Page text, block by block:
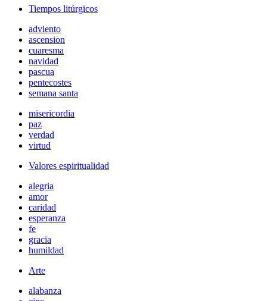
Tiempos litúrgicos
adviento
ascension
cuaresma
navidad
pascua
pentecostes
semana santa
misericordia
paz
verdad
virtud
Valores espiritualidad
alegria
amor
caridad
esperanza
fe
gracia
humildad
Arte
alabanza